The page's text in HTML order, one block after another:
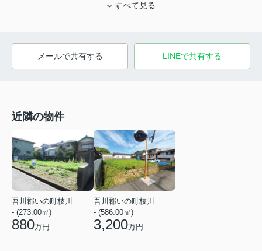
すべて見る
メールで共有する LINEで共有する
近隣の物件
吾川郡いの町枝川
- (273.00㎡)
880万円
吾川郡いの町枝川
- (586.00㎡)
3,200万円